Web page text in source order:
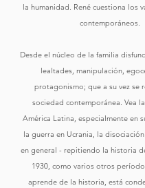
la humanidad. René cuestiona los
contemporáneos.
Desde el núcleo de la familia
lealtades, manipulación,
protagonismo; que a su vez se
sociedad contemporánea. Vea
América Latina, especialmente en
la guerra en Ucrania, la
en general - repitiendo la historia
1930, como varios otros
aprende de la historia, está